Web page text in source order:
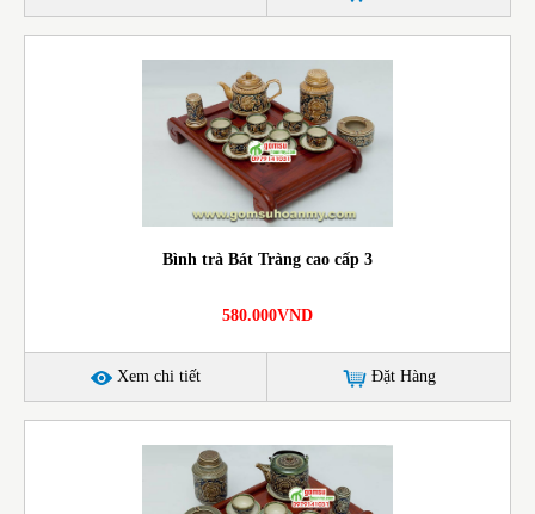
Bình trà Bát Tràng cao cấp 3
580.000VND
Xem chi tiết Đặt Hàng